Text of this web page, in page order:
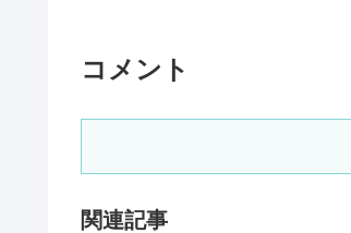
コメント
関連記事